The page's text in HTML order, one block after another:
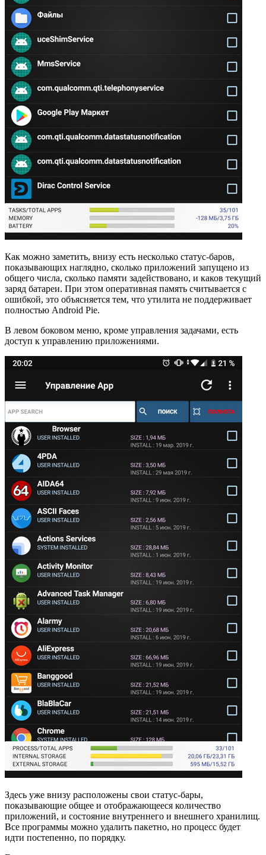
Как можно заметить, внизу есть несколько статус-баров,
показывающих наглядно, сколько приложений запущено из
общего числа, сколько памяти задействовано, и каков текущий
заряд батареи. При этом оперативная память считывается с
ошибкой, это объясняется тем, что утилита не поддерживает
полностью Android Pie.
В левом боковом меню, кроме управления задачами, есть
доступ к управлению приложениями.
Здесь уже внизу расположены свои статус-бары,
показывающие общее и отображающееся количество
приложений, и состояние внутреннего и внешнего хранилищ.
Все программы можно удалить пакетно, но процесс будет
идти постепенно, по порядку.